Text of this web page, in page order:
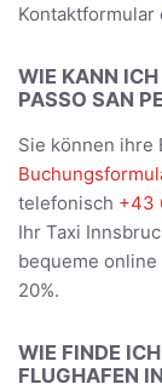
Kontaktformular
WIE KANN
PASSO SAN
Sie können ihre
telefonisch +43
Ihr Taxi
bequeme
20%.
WIE FINDE
FLUGHAFEN